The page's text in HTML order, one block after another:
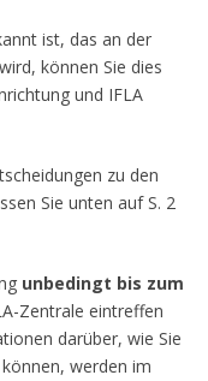
ist, das an der
können Sie dies
und IFLA
zu den
Sie unten auf S. 2
unbedingt bis zum
Zentrale eintreffen
darüber, wie Sie
werden im